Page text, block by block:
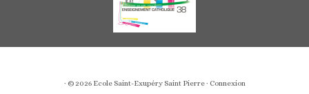
· © 2026 Ecole Saint-Exupéry Saint Pierre· Connexion